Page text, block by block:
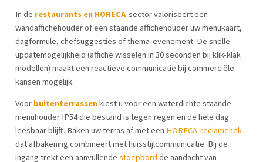
In de restaurants en HORECA-sector valoriseert een
wandaffichehouder of een staande affichehouder uw menukaart,
dagformule, chefsuggesties of thema-evenement. De snelle
updatemogelijkheid (affiche wisselen in 30 seconden bij klik-klak
modellen) maakt een reactieve communicatie bij commerciële
kansen mogelijk.
Voor buitenterrassenkiest u voor een waterdichte staande
menuhouder IP54 die bestand is tegen regen en de hele dag
leesbaar blijft. Baken uw terras af met een HORECA-reclamehek
dat afbakening combineert met huisstijlcommunicatie. Bij de
ingang trekt een aanvullende stoepbord de aandacht van